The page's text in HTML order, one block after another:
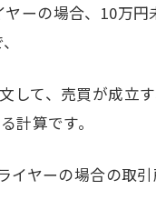
ヤーの場合、10万
して、売買が成立
計算です。
イヤーの場合の取